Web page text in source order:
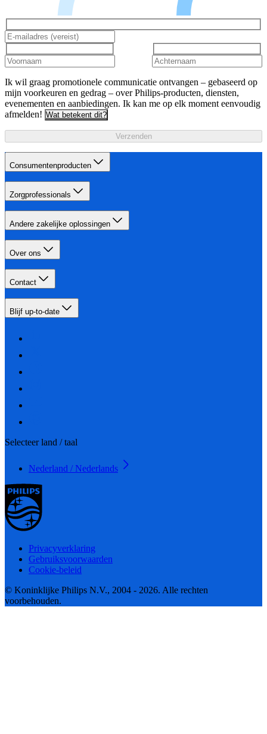
Ik wil graag promotionele communicatie ontvangen – gebaseerd op
mijn voorkeuren en gedrag – over Philips-producten, diensten,
evenementen en aanbiedingen. Ik kan me op elk moment eenvoudig
afmelden! Wat betekent dit?
Verzenden
Consumentenproducten
Zorgprofessionals
Andere zakelijke oplossingen
Over ons
Contact
Blijf up-to-date
Selecteer land / taal
Nederland / Nederlands
Privacyverklaring
Gebruiksvoorwaarden
Cookie-beleid
© Koninklijke Philips N.V., 2004 - 2026. Alle rechten
voorbehouden.